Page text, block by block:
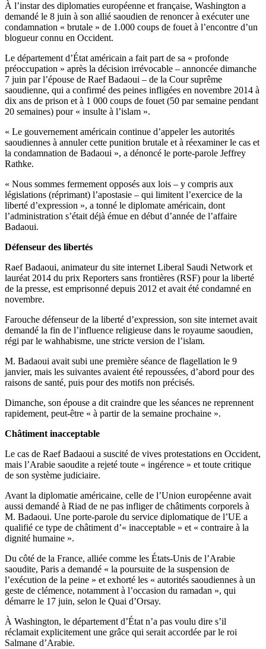
À l’instar des diplomaties européenne et française, Washington a
demandé le 8 juin à son allié saoudien de renoncer à exécuter une
condamnation « brutale » de 1.000 coups de fouet à l’encontre d’un
blogueur connu en Occident.
Le département d’État américain a fait part de sa « profonde
préoccupation » après la décision irrévocable – annoncée dimanche
7 juin par l’épouse de Raef Badaoui – de la Cour suprême
saoudienne, qui a confirmé des peines infligées en novembre 2014 à
dix ans de prison et à 1 000 coups de fouet (50 par semaine pendant
20 semaines) pour « insulte à l’islam ».
« Le gouvernement américain continue d’appeler les autorités
saoudiennes à annuler cette punition brutale et à réexaminer le cas et
la condamnation de Badaoui », a dénoncé le porte-parole Jeffrey
Rathke.
« Nous sommes fermement opposés aux lois – y compris aux
législations (réprimant) l’apostasie – qui limitent l’exercice de la
liberté d’expression », a tonné le diplomate américain, dont
l’administration s’était déjà émue en début d’année de l’affaire
Badaoui.
Défenseur des libertés
Raef Badaoui, animateur du site internet Liberal Saudi Network et
lauréat 2014 du prix Reporters sans frontières (RSF) pour la liberté
de la presse, est emprisonné depuis 2012 et avait été condamné en
novembre.
Farouche défenseur de la liberté d’expression, son site internet avait
demandé la fin de l’influence religieuse dans le royaume saoudien,
régi par le wahhabisme, une stricte version de l’islam.
M. Badaoui avait subi une première séance de flagellation le 9
janvier, mais les suivantes avaient été repoussées, d’abord pour des
raisons de santé, puis pour des motifs non précisés.
Dimanche, son épouse a dit craindre que les séances ne reprennent
rapidement, peut-être « à partir de la semaine prochaine ».
Châtiment inacceptable
Le cas de Raef Badaoui a suscité de vives protestations en Occident,
mais l’Arabie saoudite a rejeté toute « ingérence » et toute critique
de son système judiciaire.
Avant la diplomatie américaine, celle de l’Union européenne avait
aussi demandé à Riad de ne pas infliger de châtiments corporels à
M. Badaoui. Une porte-parole du service diplomatique de l’UE a
qualifié ce type de châtiment d’« inacceptable » et « contraire à la
dignité humaine ».
Du côté de la France, alliée comme les États-Unis de l’Arabie
saoudite, Paris a demandé « la poursuite de la suspension de
l’exécution de la peine » et exhorté les « autorités saoudiennes à un
geste de clémence, notamment à l’occasion du ramadan », qui
démarre le 17 juin, selon le Quai d’Orsay.
À Washington, le département d’État n’a pas voulu dire s’il
réclamait explicitement une grâce qui serait accordée par le roi
Salmane d’Arabie.